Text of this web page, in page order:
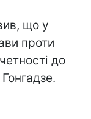
що у
проти
до